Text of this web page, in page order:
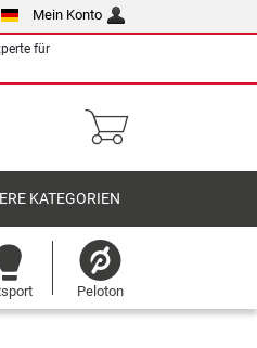
Mein Konto
für
KATEGORIEN
Peloton